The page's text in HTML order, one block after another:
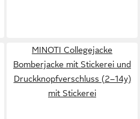
MINOTI Collegejacke
Bomberjacke mit Stickerei und
Druckknopfverschluss (2–14y)
mit Stickerei